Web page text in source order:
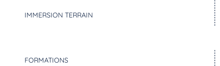
IMMERSION TERRAIN
FORMATIONS